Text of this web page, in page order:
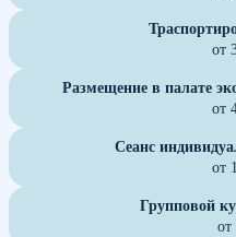
от
Размещение в палате
от
Сеанс
от
Групповой
от